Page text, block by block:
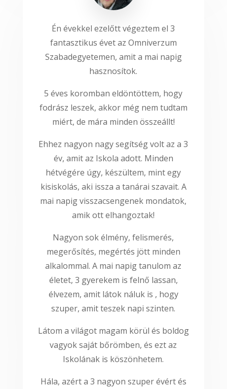
Én évekkel ezelőtt végeztem el 3
fantasztikus évet az Omniverzum
Szabadegyetemen, amit a mai napig
hasznosítok.
5 éves koromban eldöntöttem, hogy
fodrász leszek, akkor még nem tudtam
miért, de mára minden összeállt!
Ehhez nagyon nagy segítség volt az a 3
év, amit az Iskola adott. Minden
hétvégére úgy, készültem, mint egy
kisiskolás, aki issza a tanárai szavait. A
mai napig visszacsengenek mondatok,
amik ott elhangoztak!
Nagyon sok élmény, felismerés,
megerősítés, megértés jött minden
alkalommal. A mai napig tanulom az
életet, 3 gyerekem is felnő lassan,
élvezem, amit látok náluk is , hogy
szuper, amit teszek napi szinten.
Látom a világot magam körül és boldog
vagyok saját bőrömben, és ezt az
Iskolának is köszönhetem.
Hála, azért a 3 nagyon szuper évért és